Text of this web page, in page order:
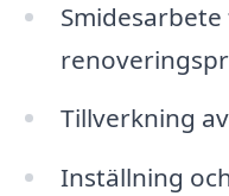
Tillverkning
Inställning